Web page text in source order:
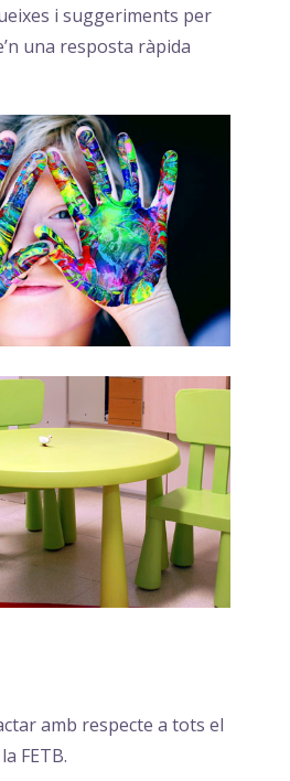
i suggeriments per
una resposta ràpida
amb respecte a tots el
FETB.